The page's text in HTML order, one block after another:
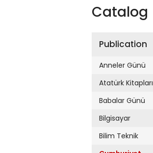
Catalog
Publication
Anneler Günü
Atatürk Kitapları
Babalar Günü
Bilgisayar
Bilim Teknik